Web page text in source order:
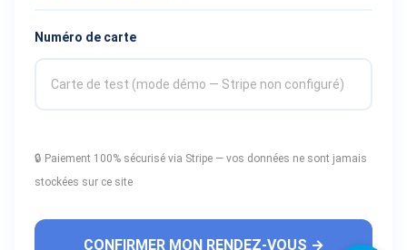
Numéro de carte
Carte de test (mode démo — Stripe non configuré)
🔒 Paiement 100% sécurisé via Stripe — vos données ne sont jamais
stockées sur ce site
CONFIRMER MON RENDEZ-VOUS →